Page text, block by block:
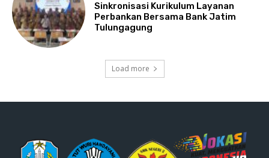
Sinkronisasi Kurikulum Layanan
Perbankan Bersama Bank Jatim
Tulungagung
Load more